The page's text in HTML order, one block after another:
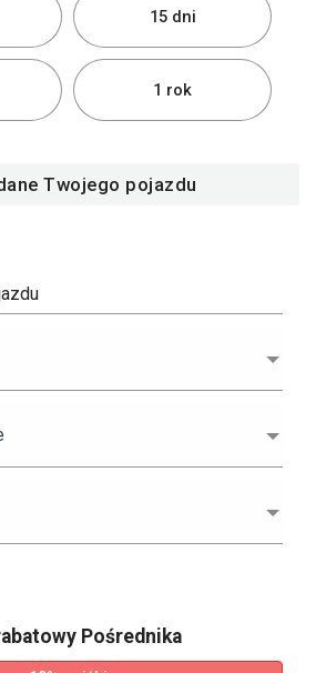
15 dni
1 rok
Twojego pojazdu
Pośrednika